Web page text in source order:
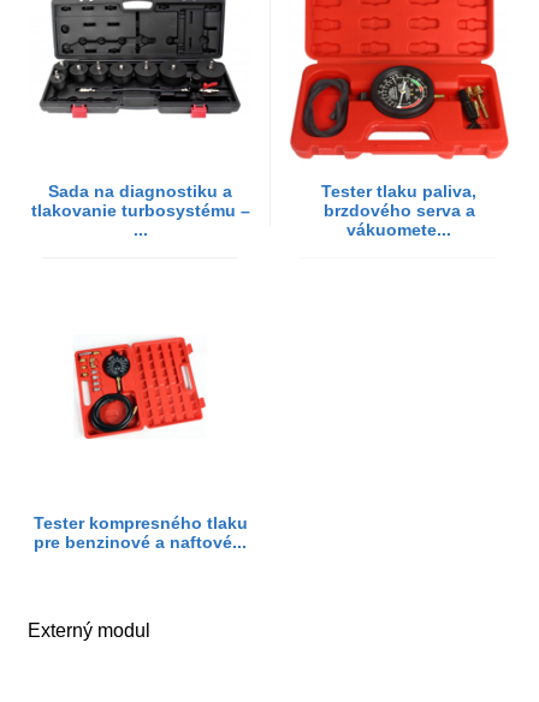
Sada na diagnostiku a
tlakovanie turbosystému –
...
Tester tlaku paliva,
brzdového serva a
vákuomete...
Tester kompresného tlaku
pre benzinové a naftové...
Externý modul